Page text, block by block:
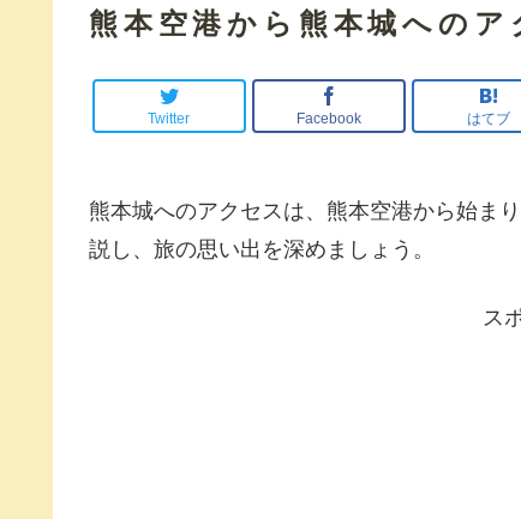
熊本空港から熊本城へのア
Twitter Facebook はてブ
熊本城へのアクセスは、熊本空港から始ま
説し、旅の思い出を深めましょう。
ス